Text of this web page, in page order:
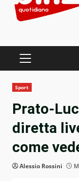
PRIMARY
Sport
Prato-
diretta
come
Alessio Rossini